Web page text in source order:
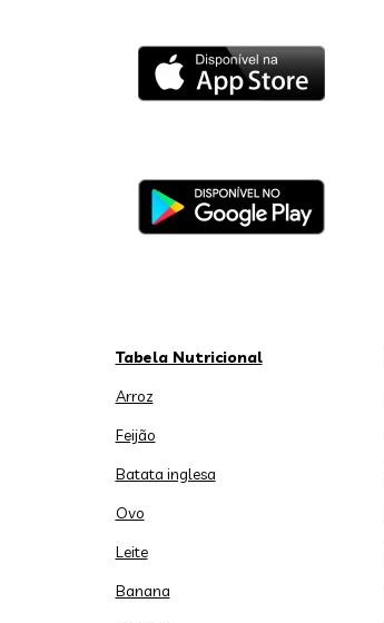
Tabela Nutricional
Arroz
Feijão
Batata inglesa
Ovo
Leite
Banana